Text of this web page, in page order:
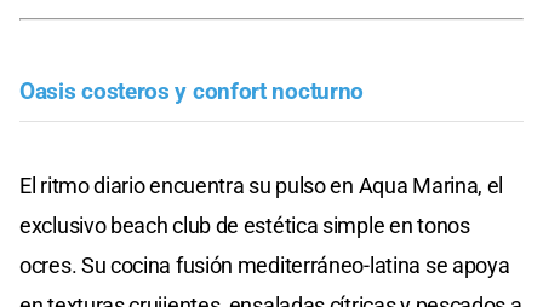
Oasis costeros y confort nocturno
El ritmo diario encuentra su pulso en Aqua Marina, el
exclusivo beach club de estética simple en tonos
ocres. Su cocina fusión mediterráneo-latina se apoya